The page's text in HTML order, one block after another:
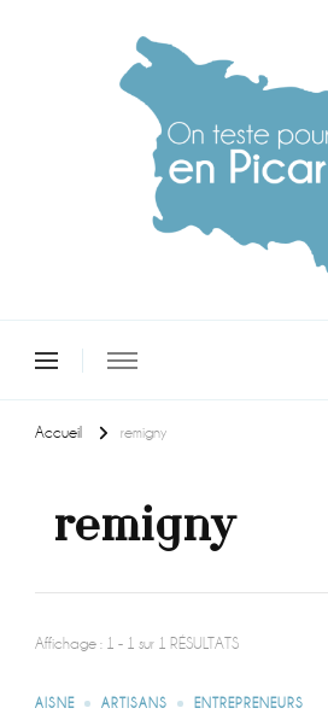
Accueil remigny
remigny
Affichage : 1 - 1 sur 1 RÉSULTATS
AISNE ARTISANS ENTREPRENEURS